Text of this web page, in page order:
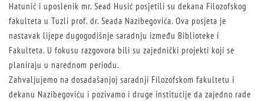
Hatunić i uposlenik mr. Sead Husić posjetili su dekana Filozofskog
fakulteta u Tuzli prof. dr. Seada Nazibegovića. Ova posjeta je
nastavak lijepe dugogodišnje saradnju između Biblioteke i
Fakulteta. U fokusu razgovora bili su zajednički projekti koji se
planiraju u narednom periodu.
Zahvaljujemo na dosadašanjoj saradnji Filozofskom fakultetu i
dekanu Nazibegoviću i pozivamo i druge institucije da zajedno rade